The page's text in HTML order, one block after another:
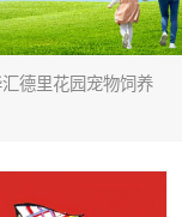
德里花园宠物饲养